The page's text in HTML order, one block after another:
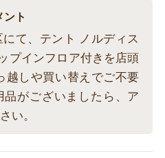
ント
て、テント ノルディス
プインフロア付きを店頭
越しや買い替えでご不要
品がございましたら、ア
い。